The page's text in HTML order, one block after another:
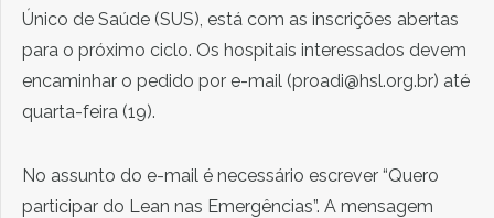
Único de Saúde (SUS), está com as inscrições abertas
para o próximo ciclo. Os hospitais interessados devem
encaminhar o pedido por e-mail (proadi@hsl.org.br) até
quarta-feira (19).
No assunto do e-mail é necessário escrever “Quero
participar do Lean nas Emergências”. A mensagem